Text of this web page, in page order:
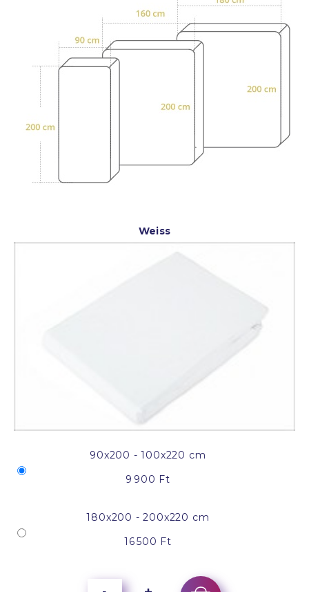
Weiss
90x200 - 100x220 cm
9 900 Ft
180x200 - 200x220 cm
16 500 Ft